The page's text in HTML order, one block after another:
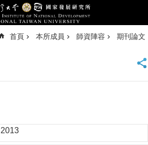
首頁 本所成員 師資陣容 期刊論文
2013